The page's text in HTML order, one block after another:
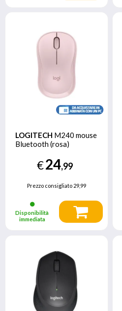
LOGITECH M240 mouse
Bluetooth (rosa)
€24,99
Prezzo consigliato29,99
Disponibilità
immediata